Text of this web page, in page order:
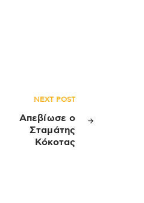
NEXT POST
Απεβίωσε ο
Σταμάτης
Κόκοτας